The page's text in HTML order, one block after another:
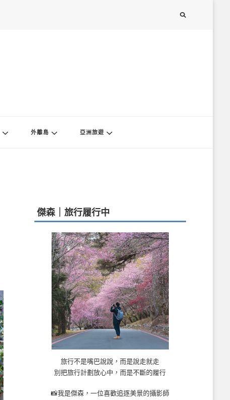
外離島 亞洲旅遊
傑森｜旅行履行中
旅行不是嘴巴說說，而是說走就走
別把旅行計劃放心中，而是不斷的履行
📸我是傑森，一位喜歡追逐美景的攝影師